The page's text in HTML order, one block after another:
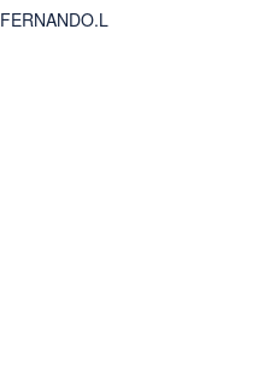
FERNANDO.L